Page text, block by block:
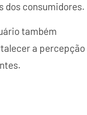
dos consumidores.
também
a percepção